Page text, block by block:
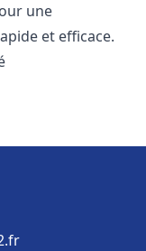
une
et efficace.